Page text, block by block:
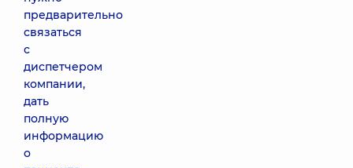
предварительно
связаться
с
диспетчером
компании,
дать
полную
информацию
о